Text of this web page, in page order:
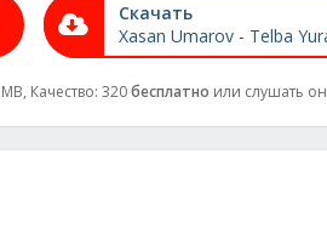
Скачать
Xasan Umarov - Telba
Качество: 320бесплатно или слушать